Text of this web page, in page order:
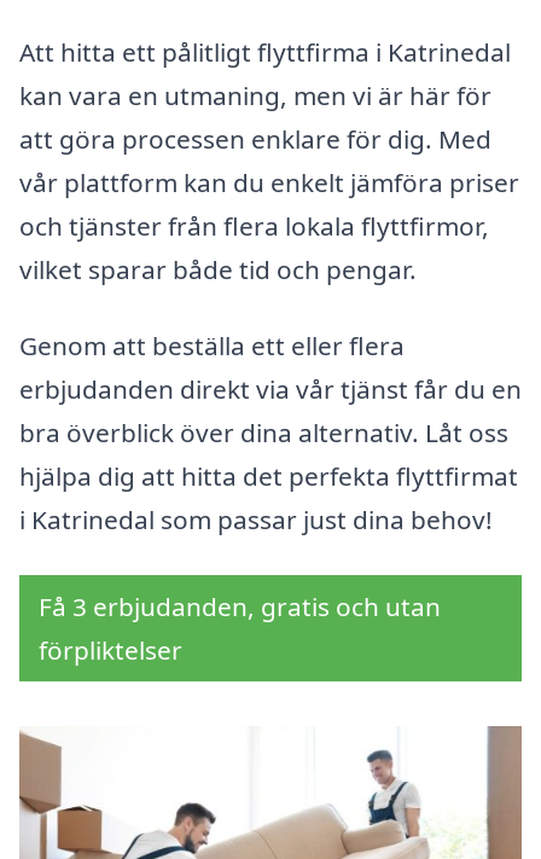
Att hitta ett pålitligt flyttfirma i Katrinedal
kan vara en utmaning, men vi är här för
att göra processen enklare för dig. Med
vår plattform kan du enkelt jämföra priser
och tjänster från flera lokala flyttfirmor,
vilket sparar både tid och pengar.
Genom att beställa ett eller flera
erbjudanden direkt via vår tjänst får du en
bra överblick över dina alternativ. Låt oss
hjälpa dig att hitta det perfekta flyttfirmat
i Katrinedal som passar just dina behov!
Få 3 erbjudanden, gratis och utan
förpliktelser